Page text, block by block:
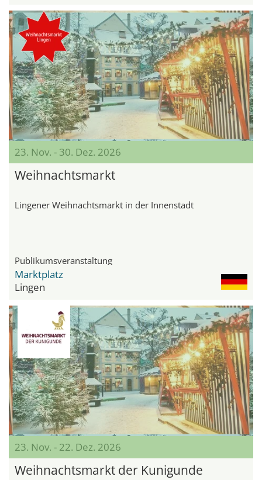
23. Nov. - 30. Dez. 2026
Weihnachtsmarkt
Lingener Weihnachtsmarkt in der Innenstadt
Publikumsveranstaltung
Marktplatz
Lingen
23. Nov. - 22. Dez. 2026
Weihnachtsmarkt der Kunigunde